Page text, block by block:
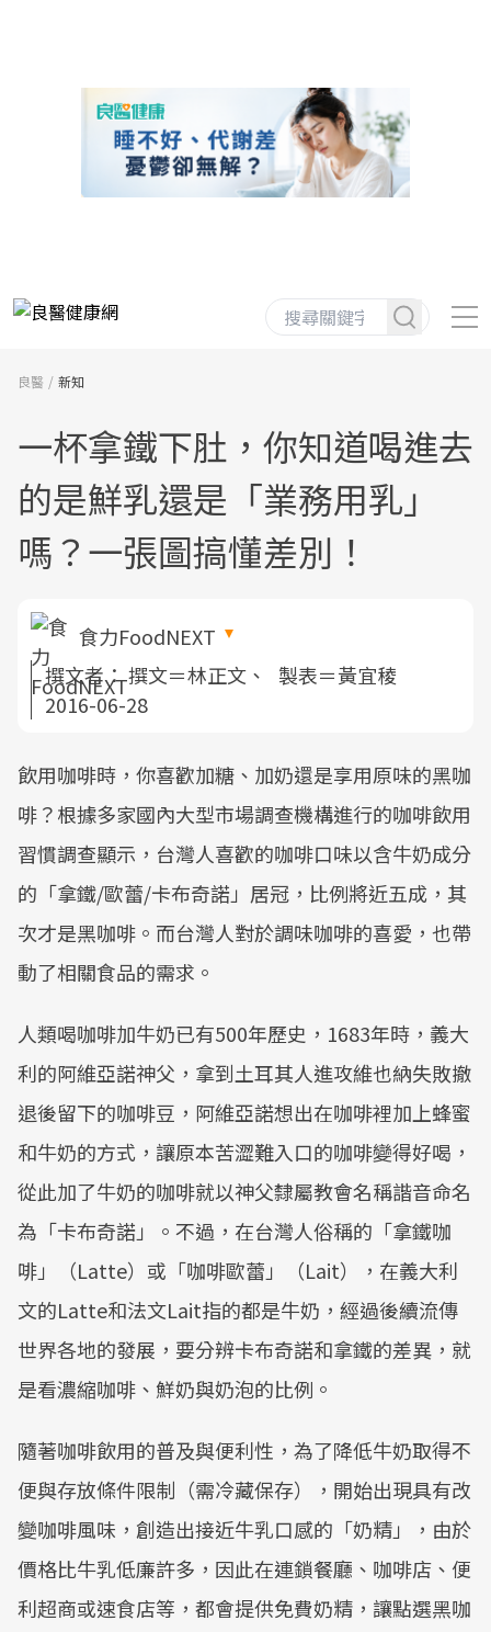
良醫 新知
一杯拿鐵下肚，你知道喝進去
的是鮮乳還是「業務用乳」
嗎？一張圖搞懂差別！
食力FoodNEXT
撰文者：撰文＝林正文、 製表＝黃宜稜
2016-06-28
飲用咖啡時，你喜歡加糖、加奶還是享用原味的黑咖
啡？根據多家國內大型市場調查機構進行的咖啡飲用
習慣調查顯示，台灣人喜歡的咖啡口味以含牛奶成分
的「拿鐵/歐蕾/卡布奇諾」居冠，比例將近五成，其
次才是黑咖啡。而台灣人對於調味咖啡的喜愛，也帶
動了相關食品的需求。
人類喝咖啡加牛奶已有500年歷史，1683年時，義大
利的阿維亞諾神父，拿到土耳其人進攻維也納失敗撤
退後留下的咖啡豆，阿維亞諾想出在咖啡裡加上蜂蜜
和牛奶的方式，讓原本苦澀難入口的咖啡變得好喝，
從此加了牛奶的咖啡就以神父隸屬教會名稱諧音命名
為「卡布奇諾」。不過，在台灣人俗稱的「拿鐵咖
啡」（Latte）或「咖啡歐蕾」（Lait），在義大利
文的Latte和法文Lait指的都是牛奶，經過後續流傳
世界各地的發展，要分辨卡布奇諾和拿鐵的差異，就
是看濃縮咖啡、鮮奶與奶泡的比例。
隨著咖啡飲用的普及與便利性，為了降低牛奶取得不
便與存放條件限制（需冷藏保存），開始出現具有改
變咖啡風味，創造出接近牛乳口感的「奶精」，由於
價格比牛乳低廉許多，因此在連鎖餐廳、咖啡店、便
利超商或速食店等，都會提供免費奶精，讓點選黑咖